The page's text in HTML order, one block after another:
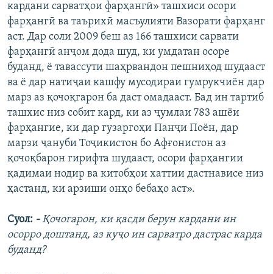
кардани сарватҳои фарҳангӣ» ташхиси осори
фарҳангӣ ва таърихӣ масъулияти Вазорати фарҳанг
аст. Дар соли 2009 беш аз 166 ташхиси сарвати
фарҳангӣ анҷом дода шуд, ки умдатан осоре
буданд, ё тавассути шаҳрвандон пешниҳод шудааст
ва ё дар натиҷаи кашфу мусодираи гумрукчиён дар
марз аз қочоқгарон ба даст омадааст. Бад ин тартиб
ташхис низ собит кард, ки аз ҷумлаи 783 ашёи
фарҳангие, ки дар гузаргоҳи Панҷи Поён, дар
марзи ҷануби Тоҷикистон бо Афғонистон аз
қочоқбарон гирифта шудааст, осори фарҳангии
қадимаи нодир ва китобҳои хаттии дастнависе низ
ҳастанд, ки арзиши онҳо бебаҳо аст».
Суол: -Қочогарон, ки қасди берун кардани ин
осорро доштанд, аз куҷо ин сарватро дастрас карда
буданд?